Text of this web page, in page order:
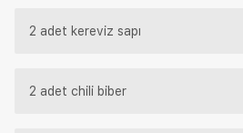
2 adet kereviz sapı
2 adet chili biber